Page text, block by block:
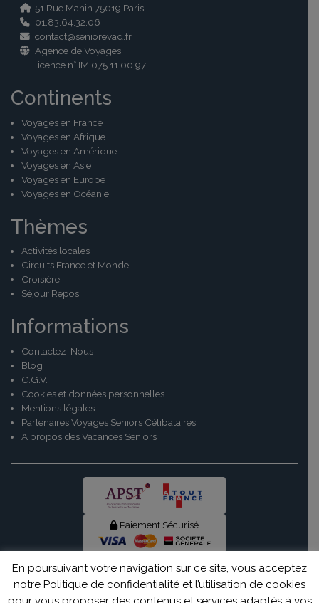
51 Rue Manin 75019 Paris
01.83.64.32.06
contact@seniorevad.fr
Agence de Voyages
licence n° IM 075 11 00 97
Continents
Voyages en France
Voyages en Afrique
Voyages en Amérique
Voyages en Asie
Voyages en Europe
Voyages en Océanie
Thèmes
Activités locales
Circuits France et Monde
Croisière
Séjour Repos
Informations
Contactez-Nous
Blog
C.G.V.
Cookies et données personnelles
Mentions légales
Partenaires Voyages Seniors Célibataires
A propos des Vacances Seniors
Paiement Sécurisé
© Senior Evad 2026
En poursuivant votre navigation sur ce site, vous acceptez
notre Politique de confidentialité et l’utilisation de cookies